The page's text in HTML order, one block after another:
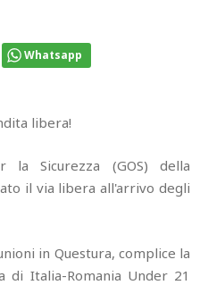
Whatsapp
libera!
Sicurezza (GOS) della
il via libera all'arrivo degli
in Questura, complice la
di Italia-Romania Under 21